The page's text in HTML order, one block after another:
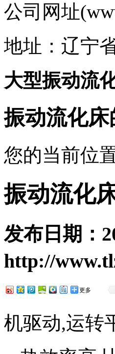
公司网址
地址：辽宁
大型振动流
振动流化
您的当前位
振动流化
发布日期：
http://
更多
机驱动,运转